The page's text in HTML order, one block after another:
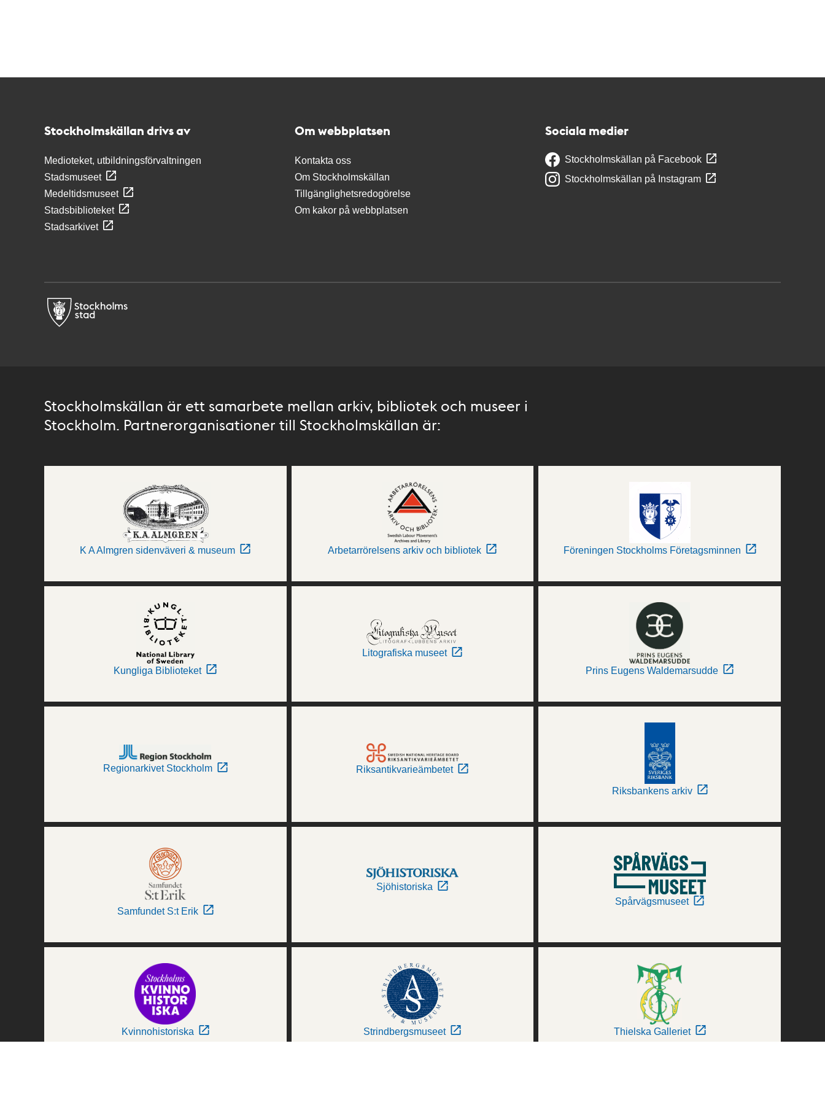
Stockholmskällan drivs av
Medioteket, utbildningsförvaltningen
Stadsmuseet
Medeltidsmuseet
Stadsbiblioteket
Stadsarkivet
Om webbplatsen
Kontakta oss
Om Stockholmskällan
Tillgänglighetsredogörelse
Om kakor på webbplatsen
Sociala medier
Stockholmskällan på Facebook
Stockholmskällan på Instagram
Stockholmskällan är ett samarbete mellan arkiv, bibliotek och museer i
Stockholm. Partnerorganisationer till Stockholmskällan är:
K A Almgren sidenväveri & museum Arbetarrörelsens arkiv och bibliotek Föreningen Stockholms Företagsminnen
Kungliga Biblioteket
Litografiska museet
Prins Eugens Waldemarsudde
Regionarkivet Stockholm Riksantikvarieämbetet
Riksbankens arkiv
Samfundet S:t Erik
Sjöhistoriska
Spårvägsmuseet
Kvinnohistoriska Strindbergsmuseet Thielska Galleriet